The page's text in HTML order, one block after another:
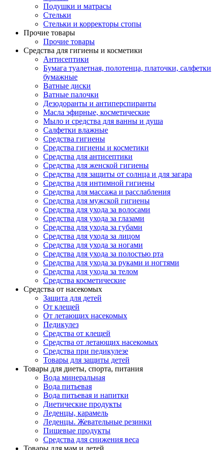
Подушки и матрасы
Стельки
Стельки и корректоры стопы
Прочие товары
Прочие товары
Средства для гигиены и косметики
Антисептики
Бумага туалетная, полотенца, платочки, салфетки
бумажные
Ватные диски
Ватные палочки
Дезодоранты и антиперспиранты
Масла эфирные, косметические
Мыло и средства для ванны и душа
Салфетки влажные
Средства гигиены
Средства гигиены и косметики
Средства для антисептики
Средства для женской гигиены
Средства для защиты от солнца и для загара
Средства для интимной гигиены
Средства для массажа и расслабления
Средства для мужской гигиены
Средства для ухода за волосами
Средства для ухода за глазами
Средства для ухода за губами
Средства для ухода за лицом
Средства для ухода за ногами
Средства для ухода за полостью рта
Средства для ухода за руками и ногтями
Средства для ухода за телом
Средства косметические
Средства от насекомых
Защита для детей
От клещей
От летающих насекомых
Педикулез
Средства от клещей
Средства от летающих насекомых
Средства при педикулезе
Товары для защиты детей
Товары для диеты, спорта, питания
Вода минеральная
Вода питьевая
Вода питьевая и напитки
Диетические продукты
Леденцы, карамель
Леденцы. Жевательные резинки
Пищевые продукты
Средства для снижения веса
Товары для мам и детей